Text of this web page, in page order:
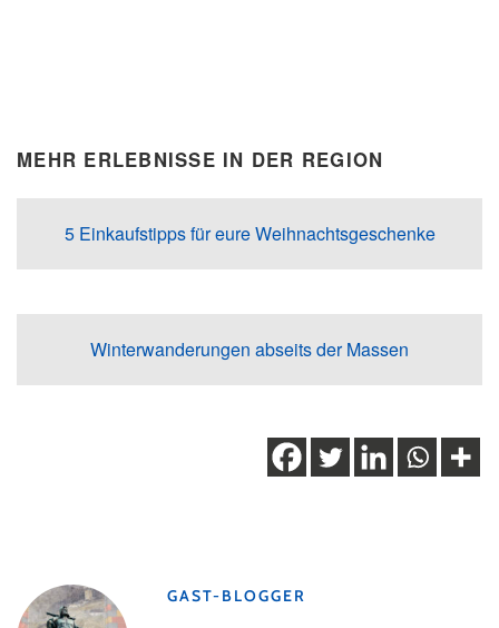
MEHR ERLEBNISSE IN DER REGION
5 Einkaufstipps für eure Weihnachtsgeschenke
Winterwanderungen abseits der Massen
GAST-BLOGGER